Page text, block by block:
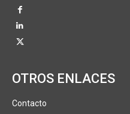
OTROS ENLACES
Contacto